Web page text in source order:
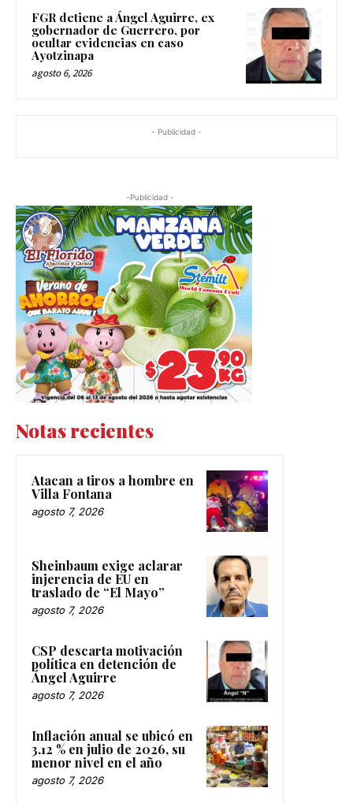
FGR detiene a Ángel Aguirre, ex
gobernador de Guerrero, por
ocultar evidencias en caso
Ayotzinapa
agosto 6, 2026
- Publicidad -
-Publicidad -
Notas recientes
Atacan a tiros a hombre en
Villa Fontana
agosto 7, 2026
Sheinbaum exige aclarar
injerencia de EU en
traslado de “El Mayo”
agosto 7, 2026
CSP descarta motivación
política en detención de
Ángel Aguirre
agosto 7, 2026
Inflación anual se ubicó en
3.12 % en julio de 2026, su
menor nivel en el año
agosto 7, 2026